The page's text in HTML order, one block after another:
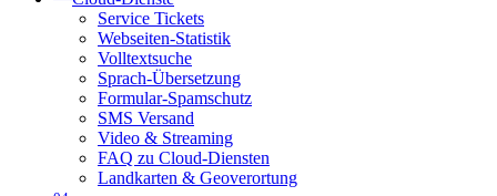
Service Tickets
Webseiten-Statistik
Volltextsuche
Sprach-Übersetzung
Formular-Spamschutz
SMS Versand
Video & Streaming
FAQ zu Cloud-Diensten
Landkarten & Geoverortung